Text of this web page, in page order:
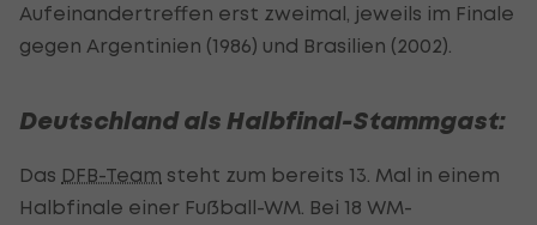
Aufeinandertreffen erst zweimal, jeweils im Finale
gegen Argentinien (1986) und Brasilien (2002).
Deutschland als Halbfinal-Stammgast:
Das DFB-Team steht zum bereits 13. Mal in einem
Halbfinale einer Fußball-WM. Bei 18 WM-